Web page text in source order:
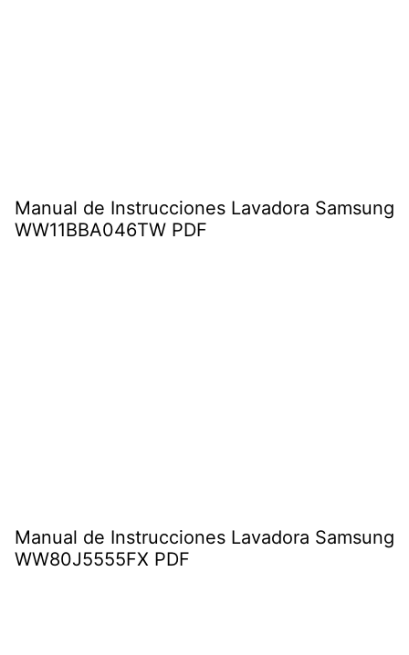
Manual de Instrucciones Lavadora Samsung
WW11BBA046TW PDF
Manual de Instrucciones Lavadora Samsung
WW80J5555FX PDF